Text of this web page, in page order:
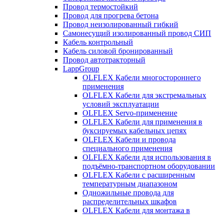
Провод термостойкий
Провод для прогрева бетона
Провод неизолированный гибкий
Самонесущий изолированный провод СИП
Кабель контрольный
Кабель силовой бронированный
Провод автотракторный
LappGroup
OLFLEX Кабели многостороннего
применения
OLFLEX Кабели для экстремальных
условий эксплуатации
OLFLEX Servo-применение
OLFLEX Кабели для применения в
буксируемых кабельных цепях
OLFLEX Кабели и провода
специального применения
OLFLEX Кабели для использования в
подъёмно-транспортном оборудовании
OLFLEX Кабели с расширенным
температурным диапазоном
Одножильные провода для
распределительных шкафов
OLFLEX Кабели для монтажа в